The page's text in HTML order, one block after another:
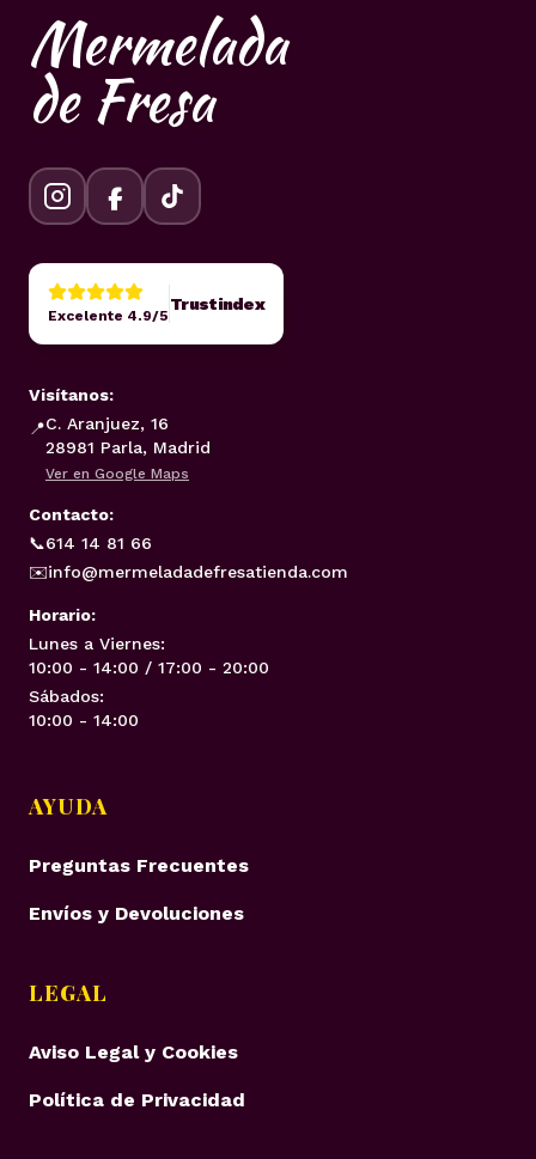
Mermelada
de Fresa
Excelente 4.9/5
Trustindex
Visítanos:
📍C. Aranjuez, 16
28981 Parla, Madrid
Ver en Google Maps
Contacto:
📞614 14 81 66
✉️info@mermeladadefresatienda.com
Horario:
Lunes a Viernes:
10:00 - 14:00 / 17:00 - 20:00
Sábados:
10:00 - 14:00
AYUDA
Preguntas Frecuentes
Envíos y Devoluciones
LEGAL
Aviso Legal y Cookies
Política de Privacidad